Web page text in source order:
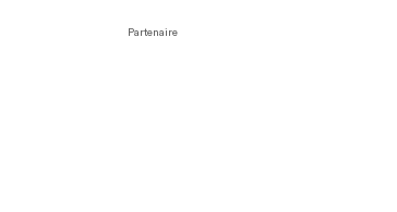
Partenaire